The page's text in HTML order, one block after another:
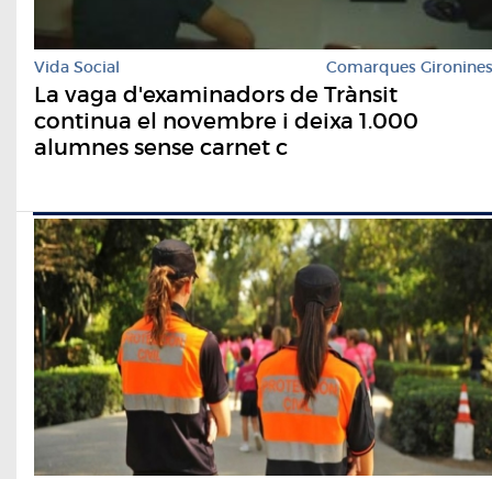
Vida Social Comarques Gironines
La vaga d'examinadors de Trànsit
continua el novembre i deixa 1.000
alumnes sense carnet c